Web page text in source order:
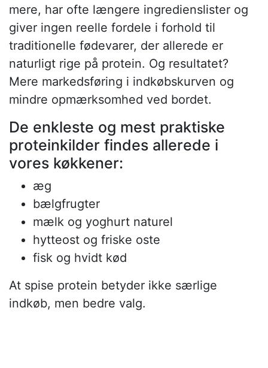
mere, har ofte længere ingredienslister og
giver ingen reelle fordele i forhold til
traditionelle fødevarer, der allerede er
naturligt rige på protein. Og resultatet?
Mere markedsføring i indkøbskurven og
mindre opmærksomhed ved bordet.
De enkleste og mest praktiske
proteinkilder findes allerede i
vores køkkener:
æg
bælgfrugter
mælk og yoghurt naturel
hytteost og friske oste
fisk og hvidt kød
At spise protein betyder ikke særlige
indkøb, men bedre valg.